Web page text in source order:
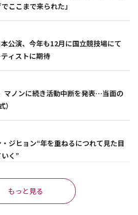
ここまで来られた」
本公演、今年も12月に国立競技場にて
ィストに期待
マノンに続き活動中断を発表…当面の
ジヒョン“年を重ねるにつれて見た目
く”
もっと見る